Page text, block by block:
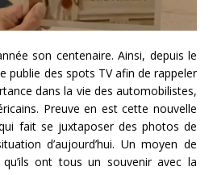
son centenaire. Ainsi, depuis le
publie des spots TV afin de rappeler
dans la vie des automobilistes,
Preuve en est cette nouvelle
fait se juxtaposer des photos de
d’aujourd’hui. Un moyen de
ont tous un souvenir avec la